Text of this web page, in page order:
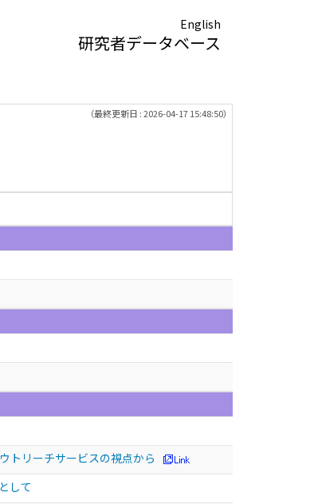
English
研究者データベース
（最終更新日 : 2026-04-17 15:48:50）
トリーチサービスの視点から
して